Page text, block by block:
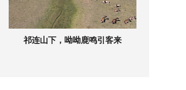
祁连山下，呦呦鹿鸣引客来